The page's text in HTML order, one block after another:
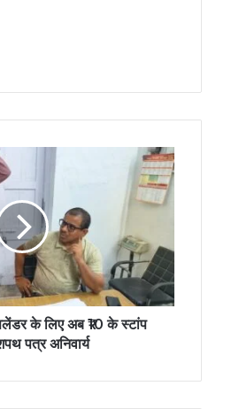
के लिए अब ₹10 के स्टांप
पत्र अनिवार्य